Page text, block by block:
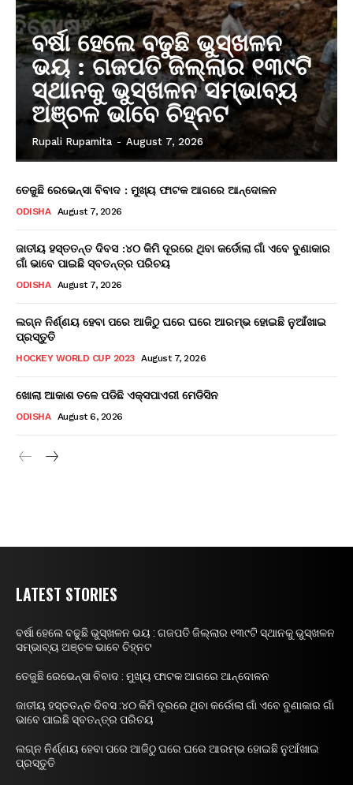
ବର୍ଷା ହେଲେ ବଢୁଛି ଭୁସ୍ଖଳନ
ଭୟ : ଗଜପତି ଜିଲ୍ଲାର ୧୩୯ଟି
ସ୍ଥାନକୁ ଭୁସ୍ଖଳନ ସମ୍ଭାବ୍ୟ
ଅଞ୍ଚଳ ଭାବେ ଚିହ୍ନଟ
Rupali Rupamita - August 7, 2026
ତେଜୁଛି ରେଭେନ୍ସା ବିବାଦ : ମୁଖ୍ୟ ଫାଟକ ଆଗରେ ଆନ୍ଦୋଳନ
ODISHA August 7, 2026
ଜାତୀୟ ହସ୍ତତନ୍ତ ଦିବସ :୪୦ କିମି ଦୂରରେ ଥିବା କର୍ଡୋଲା ଗାଁ ଏବେ ବୁଣାକାର
ଗାଁ ଭାବେ ପାଇଛି ସ୍ବତନ୍ତ୍ର ପରିଚୟ
ODISHA August 7, 2026
ଲଗ୍ନ ନିର୍ଣ୍ଣୟ ହେବା ପରେ ଆଜିଠୁ ଘରେ ଘରେ ଆରମ୍ଭ ହୋଇଛି ନୁଆଁଖାଇ
ପ୍ରସ୍ତୁତି
HOCKEY WORLD CUP 2023 August 7, 2026
ଖୋଲା ଆକାଶ ତଳେ ପଡିଛି ଏକ୍ସପାଏରୀ ମେଡିସିନ
ODISHA August 6, 2026
LATEST STORIES
ବର୍ଷା ହେଲେ ବଢୁଛି ଭୁସ୍ଖଳନ ଭୟ : ଗଜପତି ଜିଲ୍ଲାର ୧୩୯ଟି ସ୍ଥାନକୁ ଭୁସ୍ଖଳନ
ସମ୍ଭାବ୍ୟ ଅଞ୍ଚଳ ଭାବେ ଚିହ୍ନଟ
ତେଜୁଛି ରେଭେନ୍ସା ବିବାଦ : ମୁଖ୍ୟ ଫାଟକ ଆଗରେ ଆନ୍ଦୋଳନ
ଜାତୀୟ ହସ୍ତତନ୍ତ ଦିବସ :୪୦ କିମି ଦୂରରେ ଥିବା କର୍ଡୋଲା ଗାଁ ଏବେ ବୁଣାକାର ଗାଁ
ଭାବେ ପାଇଛି ସ୍ବତନ୍ତ୍ର ପରିଚୟ
ଲଗ୍ନ ନିର୍ଣ୍ଣୟ ହେବା ପରେ ଆଜିଠୁ ଘରେ ଘରେ ଆରମ୍ଭ ହୋଇଛି ନୁଆଁଖାଇ
ପ୍ରସ୍ତୁତି